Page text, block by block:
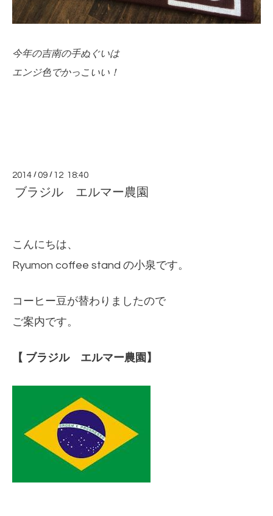
今年の吉南の手ぬぐいは
エンジ色でかっこいい！
2014 /09 / 12 18:40
ブラジル エルマー農園
こんにちは、
Ryumon coffee stand の小泉です。
コーヒー豆が替わりましたので
ご案内です。
【 ブラジル エルマー農園 】